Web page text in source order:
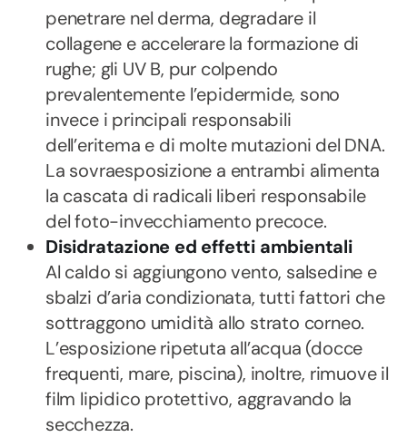
penetrare nel derma, degradare il
collagene e accelerare la formazione di
rughe; gli UV B, pur colpendo
prevalentemente l’epidermide, sono
invece i principali responsabili
dell’eritema e di molte mutazioni del DNA.
La sovraesposizione a entrambi alimenta
la cascata di radicali liberi responsabile
del foto-invecchiamento precoce.
Disidratazione ed effetti ambientali
Al caldo si aggiungono vento, salsedine e
sbalzi d’aria condizionata, tutti fattori che
sottraggono umidità allo strato corneo.
L’esposizione ripetuta all’acqua (docce
frequenti, mare, piscina), inoltre, rimuove il
film lipidico protettivo, aggravando la
secchezza.